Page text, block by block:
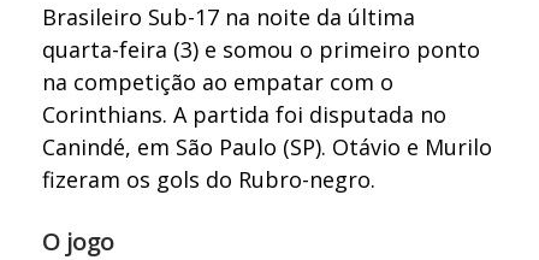
Brasileiro Sub-17 na noite da última
quarta-feira (3) e somou o primeiro ponto
na competição ao empatar com o
Corinthians. A partida foi disputada no
Canindé, em São Paulo (SP). Otávio e Murilo
fizeram os gols do Rubro-negro.
O jogo